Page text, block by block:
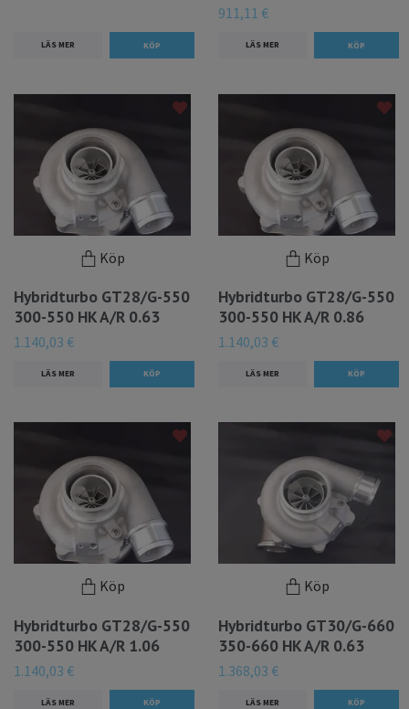
LÄS MER
911,11 €
LÄS MER
Köp
Hybridturbo GT28/G-550
300-550 HK A/R 0.63
1.140,03 €
LÄS MER
Köp
Hybridturbo GT28/G-550
300-550 HK A/R 0.86
1.140,03 €
LÄS MER
Köp
Hybridturbo GT28/G-550
300-550 HK A/R 1.06
1.140,03 €
LÄS MER
Köp
Hybridturbo GT30/G-660
350-660 HK A/R 0.63
1.368,03 €
LÄS MER